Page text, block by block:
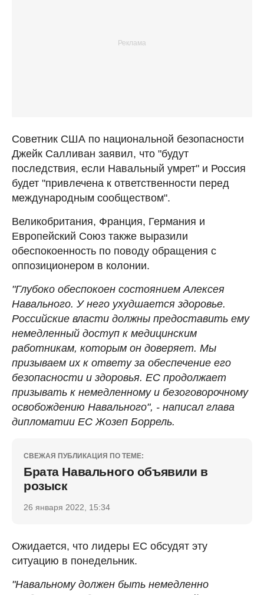
Советник США по национальной безопасности
Джейк Салливан заявил, что "будут
последствия, если Навальный умрет" и Россия
будет "привлечена к ответственности перед
международным сообществом".
Великобритания, Франция, Германия и
Европейский Союз также выразили
обеспокоенность по поводу обращения с
оппозиционером в колонии.
"Глубоко обеспокоен состоянием Алексея
Навального. У него ухудшается здоровье.
Российские власти должны предоставить ему
немедленный доступ к медицинским
работникам, которым он доверяет. Мы
призываем их к ответу за обеспечение его
безопасности и здоровья. ЕС продолжает
призывать к немедленному и безоговорочному
освобождению Навального", - написал глава
дипломатии ЕС Жозеп Боррель.
СВЕЖАЯ ПУБЛИКАЦИЯ ПО ТЕМЕ:
Брата Навального объявили в
розыск
26 января 2022, 15:34
Ожидается, что лидеры ЕС обсудят эту
ситуацию в понедельник.
"Навальному должен быть немедленно